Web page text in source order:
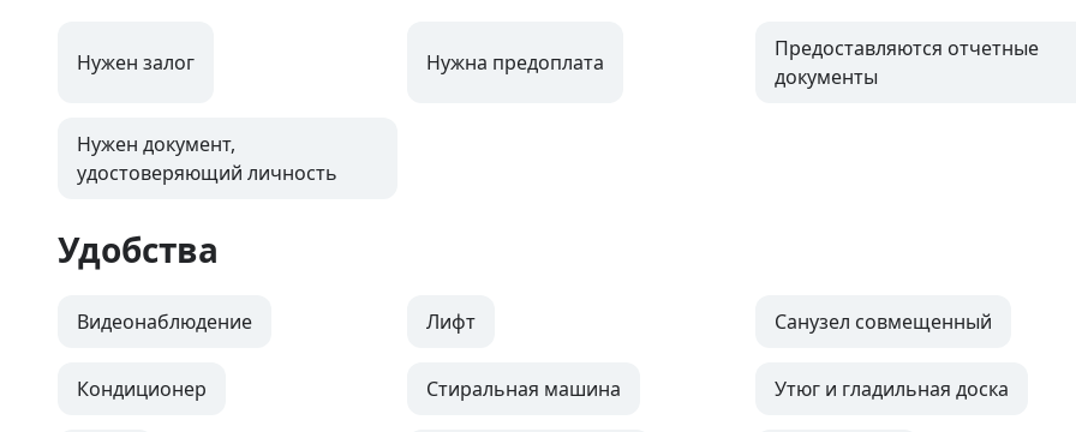
Нужен залог Нужна предоплата
Предоставляются отчетные
документы
Нужен документ,
удостоверяющий личность
Удобства
Видеонаблюдение Лифт Санузел совмещенный
Кондиционер Стиральная машина Утюг и гладильная доска